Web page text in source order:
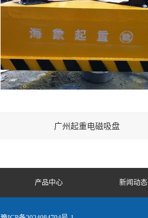
广州起重电磁吸盘
产品中心 新闻动态